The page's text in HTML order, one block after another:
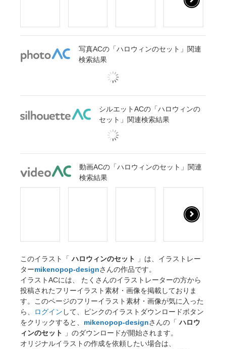
写真ACの「ハロウィンのセット」関連
検索結果
シルエットACの「ハロウィンの
セット」関連検索結果
動画ACの「ハロウィンのセット」関連
検索結果
このイラスト「ハロウィンのセット
」は、イラストレー
ターmikenopop-designさんの作品です。
イラストACには、 たくさんのイラストレーターの方から
投稿されたフリーイラスト素材・画像を掲載しておりま
す。このページのフリーイラスト素材・画像が気に入った
ら、
ログイン して、ピンクのイラストダウンロードボタン
をクリックすると、 mikenopop-designさんの「ハロウ
ィンのセット
」のダウンロードが開始されます。
オリジナルイラストの作成を依頼したい場合は、